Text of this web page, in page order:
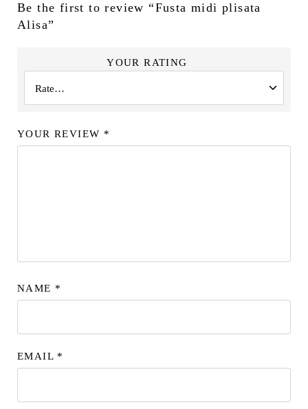
Be the first to review “Fusta midi plisata
Alisa”
YOUR RATING
YOUR REVIEW *
NAME *
EMAIL *